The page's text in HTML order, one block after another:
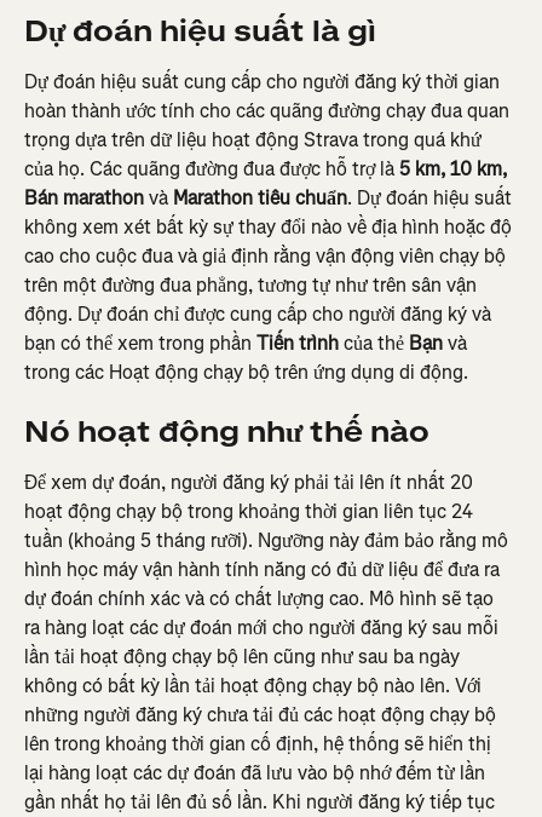
Dự đoán hiệu suất là gì
Dự đoán hiệu suất cung cấp cho người đăng ký thời gian
hoàn thành ước tính cho các quãng đường chạy đua quan
trọng dựa trên dữ liệu hoạt động Strava trong quá khứ
của họ. Các quãng đường đua được hỗ trợ là 5 km, 10 km,
Bán marathon và Marathon tiêu chuẩn. Dự đoán hiệu suất
không xem xét bất kỳ sự thay đổi nào về địa hình hoặc độ
cao cho cuộc đua và giả định rằng vận động viên chạy bộ
trên một đường đua phẳng, tương tự như trên sân vận
động. Dự đoán chỉ được cung cấp cho người đăng ký và
bạn có thể xem trong phần Tiến trình của thẻ Bạn và
trong các Hoạt động chạy bộ trên ứng dụng di động.
Nó hoạt động như thế nào
Để xem dự đoán, người đăng ký phải tải lên ít nhất 20
hoạt động chạy bộ trong khoảng thời gian liên tục 24
tuần (khoảng 5 tháng rưỡi). Ngưỡng này đảm bảo rằng mô
hình học máy vận hành tính năng có đủ dữ liệu để đưa ra
dự đoán chính xác và có chất lượng cao. Mô hình sẽ tạo
ra hàng loạt các dự đoán mới cho người đăng ký sau mỗi
lần tải hoạt động chạy bộ lên cũng như sau ba ngày
không có bất kỳ lần tải hoạt động chạy bộ nào lên. Với
những người đăng ký chưa tải đủ các hoạt động chạy bộ
lên trong khoảng thời gian cố định, hệ thống sẽ hiển thị
lại hàng loạt các dự đoán đã lưu vào bộ nhớ đếm từ lần
gần nhất họ tải lên đủ số lần. Khi người đăng ký tiếp tục